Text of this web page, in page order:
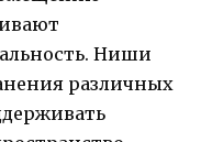
Ниши
различных